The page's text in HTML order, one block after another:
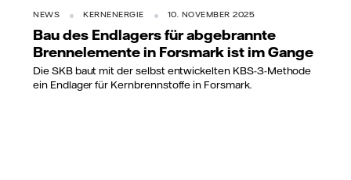
NEWS KERNENERGIE 10. NOVEMBER 2025
Bau des Endlagers für abgebrannte
Brennelemente in Forsmark ist im Gange
Die SKB baut mit der selbst entwickelten KBS-3-Methode
ein Endlager für Kernbrennstoffe in Forsmark.